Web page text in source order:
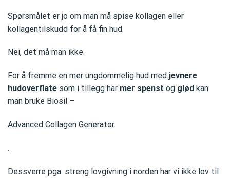
Spørsmålet er jo om man må spise kollagen eller
kollagentilskudd for å få fin hud.
Nei, det må man ikke.
For å fremme en mer ungdommelig hud med jevnere
hudoverflate som i tillegg har mer spenst og glød kan
man bruke Biosil –
Advanced Collagen Generator.
.
Dessverre pga. streng lovgivning i norden har vi ikke lov til